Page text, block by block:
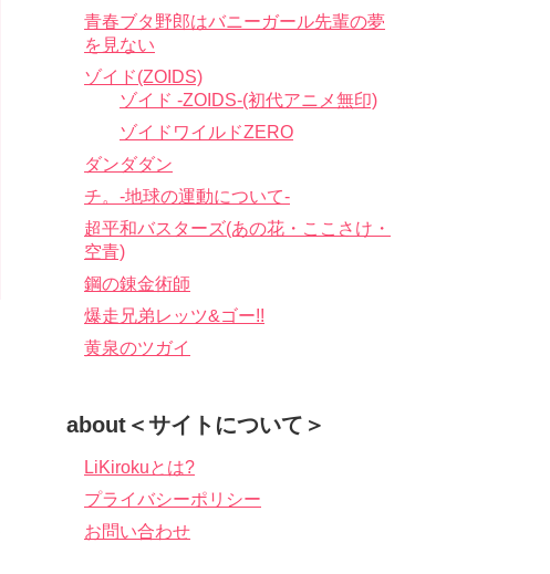
青春ブタ野郎はバニーガール先輩の夢
を見ない
ゾイド(ZOIDS)
ゾイド -ZOIDS-(初代アニメ無印)
ゾイドワイルドZERO
ダンダダン
チ。-地球の運動について-
超平和バスターズ(あの花・ここさけ・
空青)
鋼の錬金術師
爆走兄弟レッツ&ゴー!!
黄泉のツガイ
about＜サイトについて＞
LiKirokuとは?
プライバシーポリシー
お問い合わせ